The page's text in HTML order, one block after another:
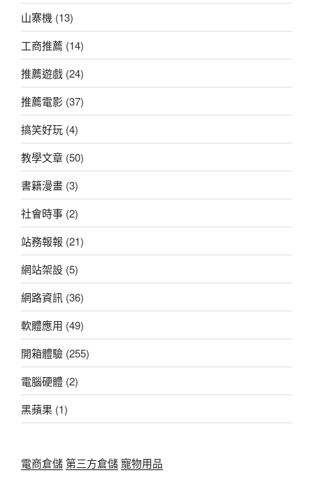
山寨機 (13)
工商推薦 (14)
推薦遊戲 (24)
推薦電影 (37)
搞笑好玩 (4)
教學文章 (50)
書籍漫畫 (3)
社會時事 (2)
站務報報 (21)
網站架設 (5)
網路資訊 (36)
軟體應用 (49)
開箱體驗 (255)
電腦硬體 (2)
黑蘋果 (1)
電商倉儲第三方倉儲寵物用品